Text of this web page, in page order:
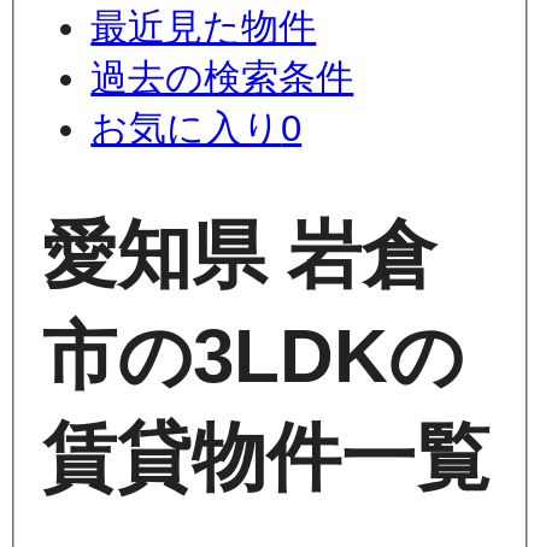
最近見た物件
過去の検索条件
お気に入り 0
愛知県 岩倉
市の3LDKの
賃貸物件一覧